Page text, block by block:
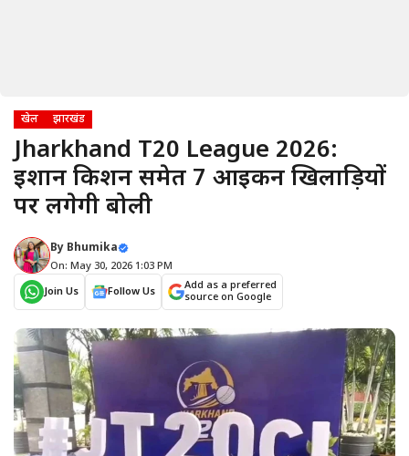
खेल झारखंड
Jharkhand T20 League 2026:
ईशान किशन समेत 7 आइकन खिलाड़ियों
पर लगेगी बोली
By Bhumika
On: May 30, 2026 1:03 PM
Join Us
Follow Us
Add as a preferred
source on Google